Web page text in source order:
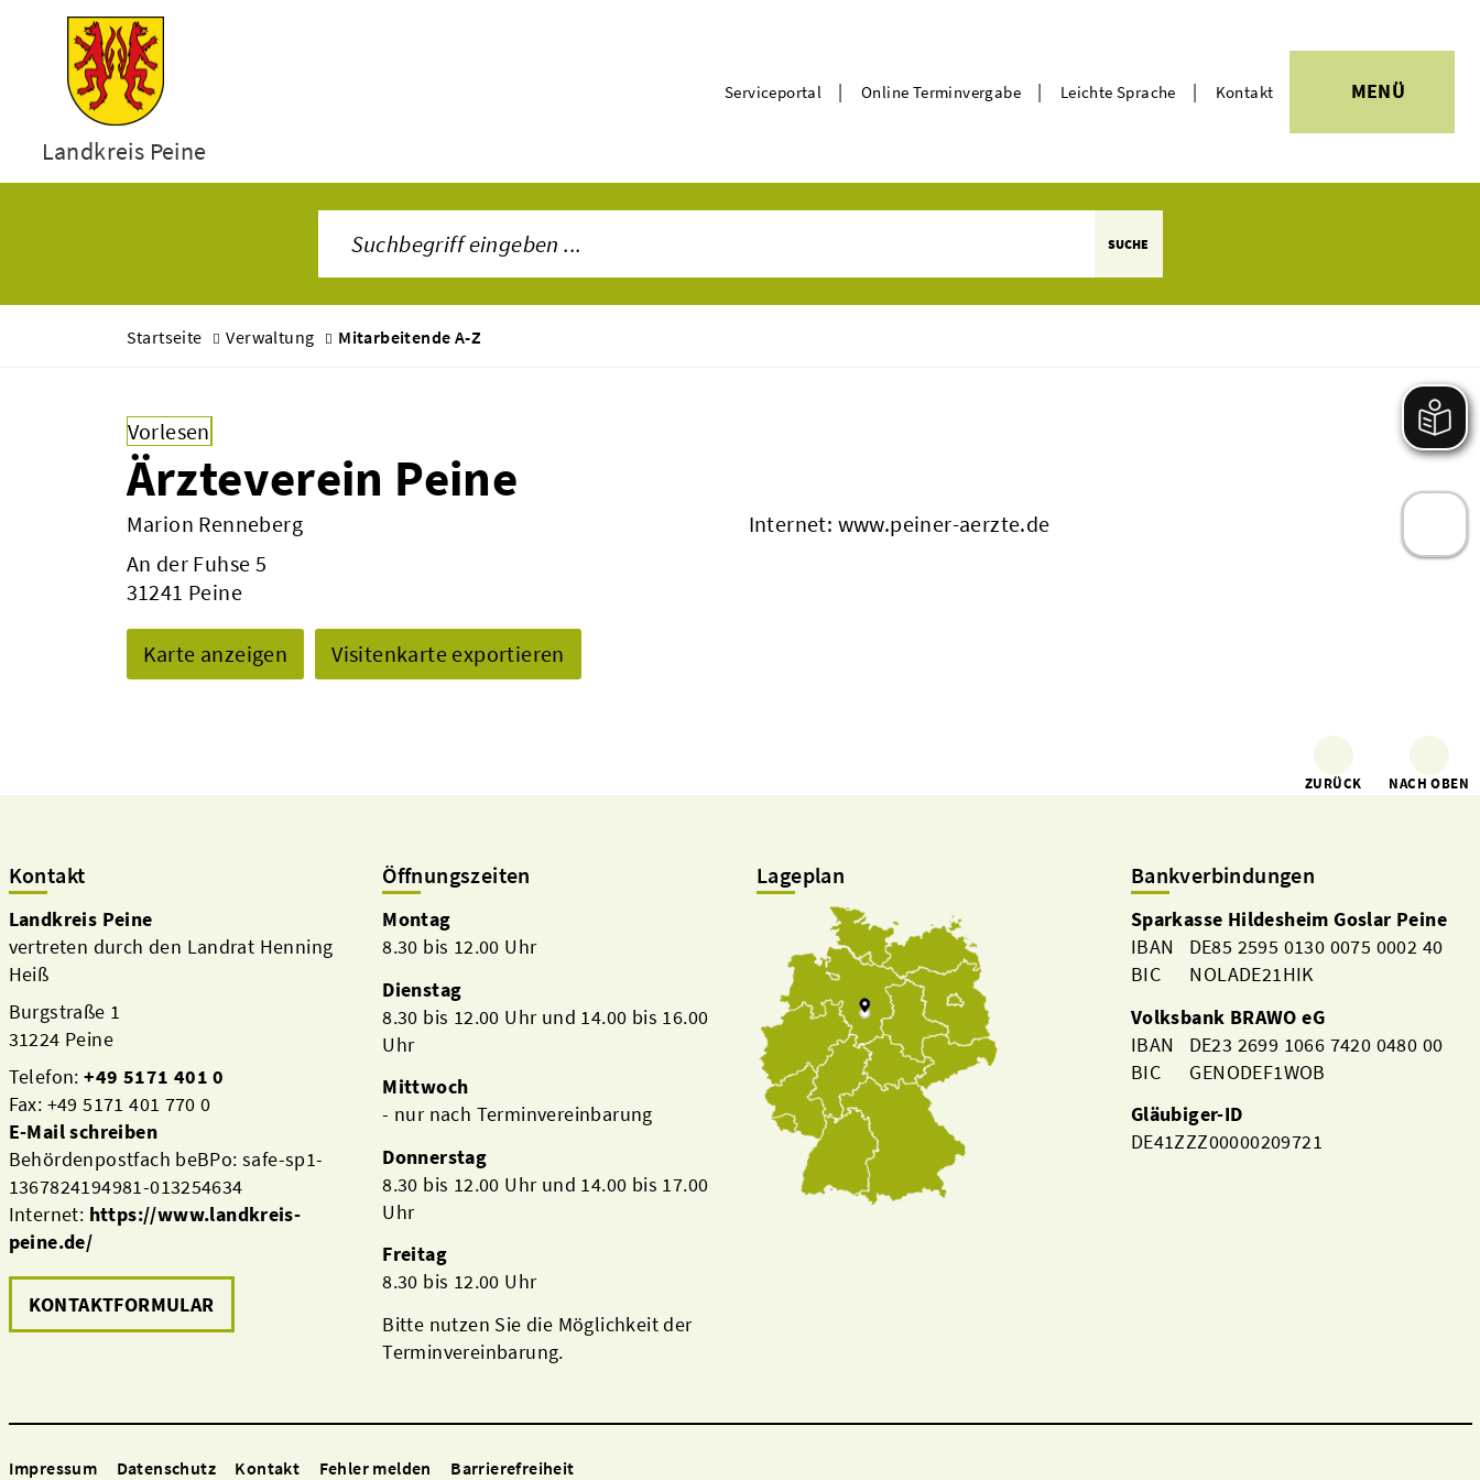
Landkreis Peine
Serviceportal | Online Terminvergabe | Leichte Sprache | Kontakt MENÜ
SUCHE
Startseite Verwaltung Mitarbeitende A-Z
Vorlesen
Ärzteverein Peine
Marion Renneberg
An der Fuhse 5
31241 Peine
Internet: www.peiner-aerzte.de
Karte anzeigen Visitenkarte exportieren
ZURÜCK NACH OBEN
Kontakt
Landkreis Peine
vertreten durch den Landrat Henning
Heiß
Burgstraße 1
31224 Peine
Telefon:+49 5171 401 0
Fax: +49 5171 401 770 0
E-Mail schreiben
Behördenpostfach beBPo: safe-sp1-
1367824194981-013254634
Internet: https://www.landkreis-
peine.de/
KONTAKTFORMULAR
Öffnungszeiten
Montag
8.30 bis 12.00 Uhr
Dienstag
8.30 bis 12.00 Uhr und 14.00 bis 16.00
Uhr
Mittwoch
- nur nach Terminvereinbarung
Donnerstag
8.30 bis 12.00 Uhr und 14.00 bis 17.00
Uhr
Freitag
8.30 bis 12.00 Uhr
Bitte nutzen Sie die Möglichkeit der
Terminvereinbarung.
Lageplan Bankverbindungen
Sparkasse Hildesheim Goslar Peine
IBAN DE85 2595 0130 0075 0002 40
BIC NOLADE21HIK
Volksbank BRAWO eG
IBAN DE23 2699 1066 7420 0480 00
BIC GENODEF1WOB
Gläubiger-ID
DE41ZZZ00000209721
Impressum Datenschutz Kontakt Fehler melden Barrierefreiheit